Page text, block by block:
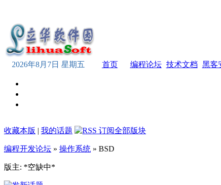
2026年8月7日 星期五 首页 编程论坛 技术文档 黑客
收藏本版 | 我的话题
编程开发论坛 » 操作系统 » BSD
版主: *空缺中*